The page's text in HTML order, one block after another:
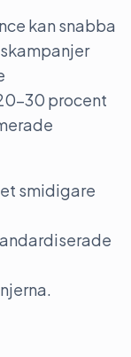
kan snabba
procent
smidigare